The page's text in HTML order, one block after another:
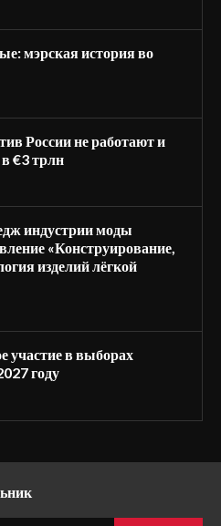
мэрская история во
России не работают и
€3 трлн
индустрии моды
«Конструирование,
изделий лёгкой
участие в выборах
году